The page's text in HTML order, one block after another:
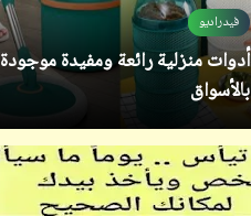
فيدراديو
10 اكتشافات علمية وتاريخية عجز
العلماء عن تفسيرها
فيدراديو
أدوات منزلية رائعة ومفيدة موجودة
بالأسواق